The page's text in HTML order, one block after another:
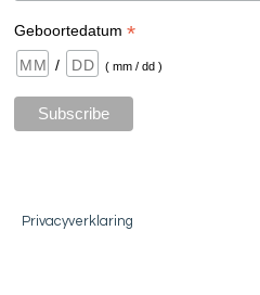
Geboortedatum*
/ ( mm / dd )
Privacyverklaring